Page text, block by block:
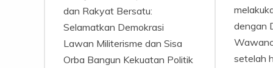
dan Rakyat Bersatu:
Selamatkan Demokrasi
Lawan Militerisme dan Sisa
Orba Bangun Kekuatan Politik
dengan
setelah